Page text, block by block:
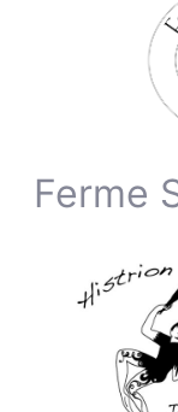
Ferme